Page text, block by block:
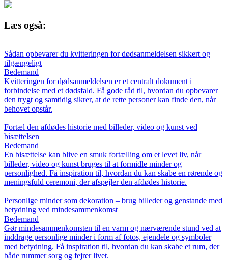
Læs også:
Sådan opbevarer du kvitteringen for dødsanmeldelsen sikkert og
tilgængeligt
Bedemand
Kvitteringen for dødsanmeldelsen er et centralt dokument i
forbindelse med et dødsfald. Få gode råd til, hvordan du opbevarer
den trygt og samtidig sikrer, at de rette personer kan finde den, når
behovet opstår.
Fortæl den afdødes historie med billeder, video og kunst ved
bisættelsen
Bedemand
En bisættelse kan blive en smuk fortælling om et levet liv, når
billeder, video og kunst bruges til at formidle minder og
personlighed. Få inspiration til, hvordan du kan skabe en rørende og
meningsfuld ceremoni, der afspejler den afdødes historie.
Personlige minder som dekoration – brug billeder og genstande med
betydning ved mindesammenkomst
Bedemand
Gør mindesammenkomsten til en varm og nærværende stund ved at
inddrage personlige minder i form af fotos, ejendele og symboler
med betydning. Få inspiration til, hvordan du kan skabe et rum, der
både rummer sorg og fejrer livet.